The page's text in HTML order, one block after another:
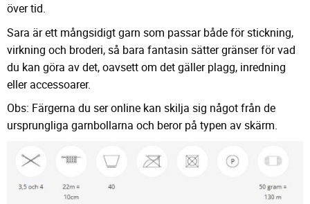
över tid.
Sara är ett mångsidigt garn som passar både för stickning,
virkning och broderi, så bara fantasin sätter gränser för vad
du kan göra av det, oavsett om det gäller plagg, inredning
eller accessoarer.
Obs: Färgerna du ser online kan skilja sig något från de
ursprungliga garnbollarna och beror på typen av skärm.